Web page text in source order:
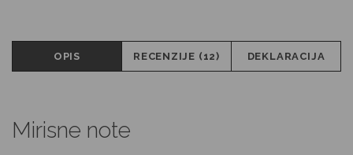
OPIS RECENZIJE (12) DEKLARACIJA
Mirisne note